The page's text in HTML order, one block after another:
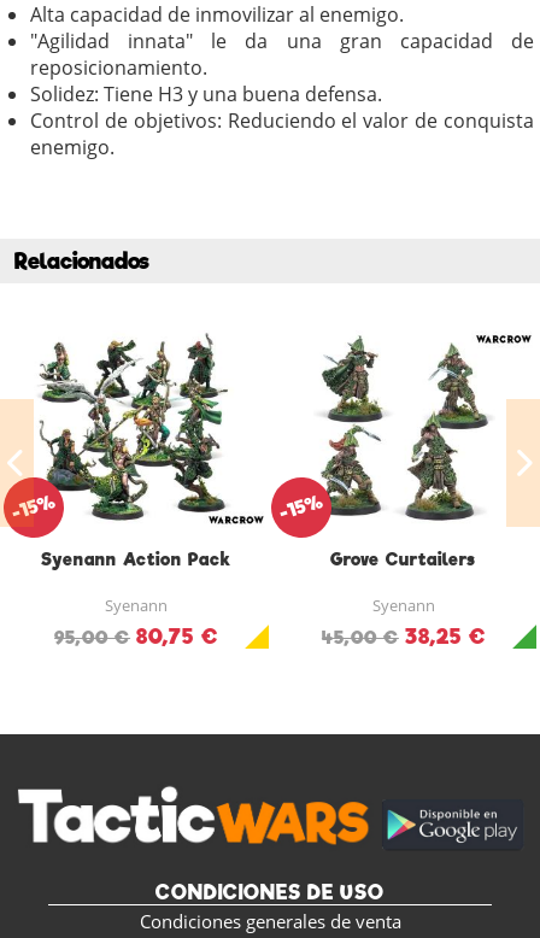
Alta capacidad de inmovilizar al enemigo.
"Agilidad innata" le da una gran capacidad de
reposicionamiento.
Solidez: Tiene H3 y una buena defensa.
Control de objetivos: Reduciendo el valor de conquista
enemigo.
Relacionados
Syenann Action Pack
Syenann
95,00 € 80,75 €
-15%
Grove Curtailers
Syenann
45,00 € 38,25 €
-15%
CONDICIONES DE USO
Condiciones generales de venta